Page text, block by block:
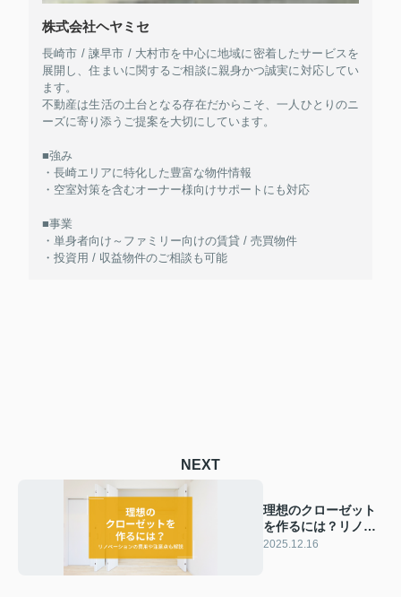
株式会社ヘヤミセ
長崎市 / 諫早市 / 大村市を中心に地域に密着したサービスを
展開し、住まいに関するご相談に親身かつ誠実に対応してい
ます。
不動産は生活の土台となる存在だからこそ、一人ひとりのニ
ーズに寄り添うご提案を大切にしています。
■強み
・長崎エリアに特化した豊富な物件情報
・空室対策を含むオーナー様向けサポートにも対応
■事業
・単身者向け～ファミリー向けの賃貸 / 売買物件
・投資用 / 収益物件のご相談も可能
NEXT
理想のクローゼット
を作るには？リノベ
ーションの費用や注
2025.12.16